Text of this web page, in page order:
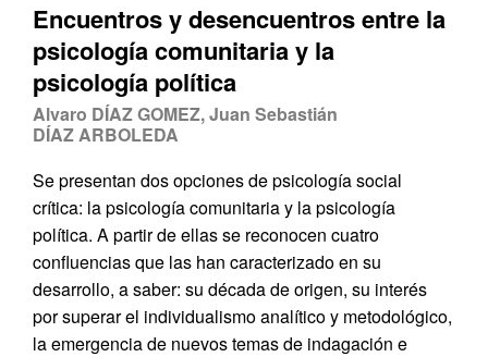
Encuentros y desencuentros entre la
psicología comunitaria y la
psicología política
Alvaro DÍAZ GOMEZ, Juan Sebastián
DÍAZ ARBOLEDA
Se presentan dos opciones de psicología social
crítica: la psicología comunitaria y la psicología
política. A partir de ellas se reconocen cuatro
confluencias que las han caracterizado en su
desarrollo, a saber: su década de origen, su interés
por superar el individualismo analítico y metodológico,
la emergencia de nuevos temas de indagación e